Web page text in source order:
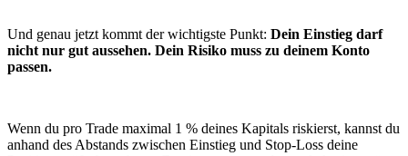
Und genau jetzt kommt der wichtigste Punkt: Dein Einstieg darf
nicht nur gut aussehen. Dein Risiko muss zu deinem Konto
passen.
Wenn du pro Trade maximal 1 % deines Kapitals riskierst, kannst du
anhand des Abstands zwischen Einstieg und Stop-Loss deine